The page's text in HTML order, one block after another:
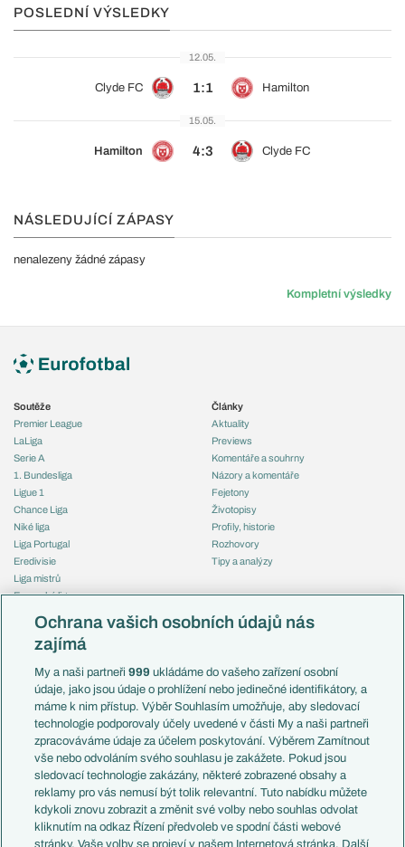
POSLEDNÍ VÝSLEDKY
12.05.
Clyde FC 1:1 Hamilton
15.05.
Hamilton 4:3 Clyde FC
NÁSLEDUJÍCÍ ZÁPASY
nenalezeny žádné zápasy
Kompletní výsledky
Soutěže
Premier League
LaLiga
Serie A
1. Bundesliga
Ligue 1
Chance Liga
Niké liga
Liga Portugal
Eredivisie
Liga mistrů
Evropská liga
Mistrovství světa
Liga národů
Témata
Představení týmů MS
EuroSkauting
PL v kostce
Evropské koeficienty
Přestupy
Přestupové spekulace
Zranění
Kluby
Články
Aktuality
Previews
Komentáře a souhrny
Názory a komentáře
Fejetony
Životopisy
Profily, historie
Rozhovory
Tipy a analýzy
Česko
Francie
Itálie
Německo
Španělsko
Argentina
Brazílie
Přestupy
Zápasy
Livescore
Ochrana vašich osobních údajů nás
zajímá
My a naši partneři999 ukládáme do vašeho zařízení osobní
údaje, jako jsou údaje o prohlížení nebo jedinečné identifikátory, a
máme k nim přístup. Výběr Souhlasím umožňuje, aby sledovací
technologie podporovaly účely uvedené v části My a naši partneři
zpracováváme údaje za účelem poskytování. Výběrem Zamítnout
vše nebo odvoláním svého souhlasu je zakážete. Pokud jsou
sledovací technologie zakázány, některé zobrazené obsahy a
reklamy pro vás nemusí být tolik relevantní. Tuto nabídku můžete
kdykoli znovu zobrazit a změnit své volby nebo souhlas odvolat
kliknutím na odkaz Řízení předvoleb ve spodní části webové
stránky. Vaše volby se projeví v našem Internetová stránka. Další